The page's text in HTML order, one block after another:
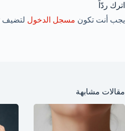
اترك ردّاً
يجب أنت تكون مسجل الدخول لتضيف
مقالات مشابهة